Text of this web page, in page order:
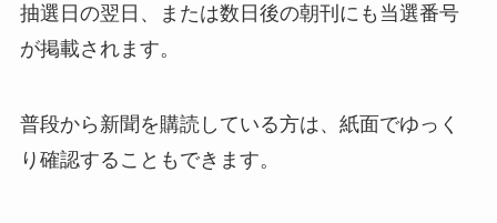
抽選日の翌日、または数日後の朝刊にも当選番号
が掲載されます。
普段から新聞を購読している方は、紙面でゆっく
り確認することもできます。